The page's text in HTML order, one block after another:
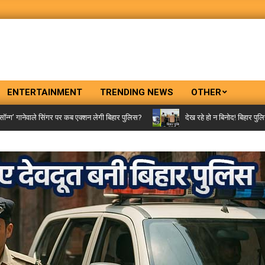
ENTERTAINMENT TRENDING NEWS OTHER
पर कब एक्शन लेगी बिहार पुलिस? देख रहे हो न बिनोद! बिहार पुलिस आजकल